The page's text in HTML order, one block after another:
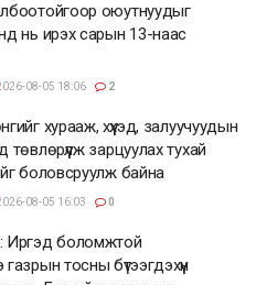
оюутнуудыг
нь ирэх сарын 13-наас
08-05 18:06 2
хурааж, хүүхэд, залуучуудын
зарцуулах тухай
боловсруулж байна
08-05 16:03 0
Иргэд боломжтой
тосны бүтээгдэхүүн